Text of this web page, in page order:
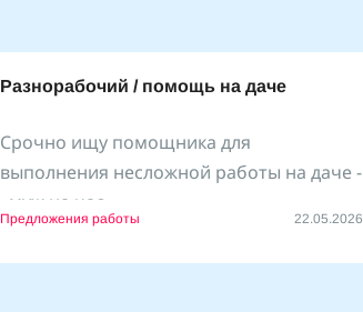
Разнорабочий / помощь на даче
Срочно ищу помощника для
выполнения несложной работы на даче -
«муж на час»
Предложения работы 22.05.2026